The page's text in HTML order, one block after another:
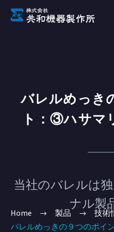
バレルめっき
ト：③ハサマ
当社のバレルは
ナル製
Home 製品
技術
バレルめっきの９つのポイ